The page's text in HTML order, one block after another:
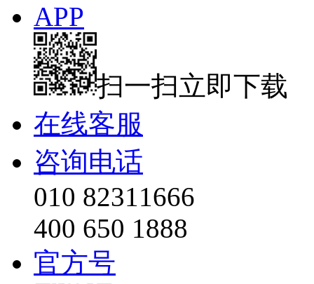
APP
扫一扫立即下载
在线客服
咨询电话
010 82311666
400 650 1888
官方号